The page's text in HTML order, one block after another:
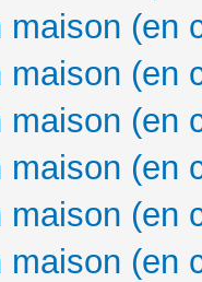
(en
(en
(en
(en
(en
(en